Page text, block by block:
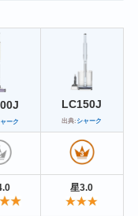
ーク
LC150J
出典: シャーク
星3.0